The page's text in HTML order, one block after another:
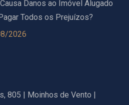
Danos ao Imóvel Alugado
Todos os Prejuízos?
2026
805 | Moinhos de Vento |